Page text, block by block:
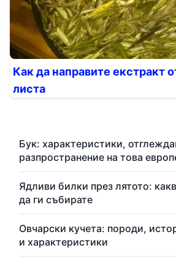
Как да направите екстракт
листа
Бук: характеристики,
разпространение на това
Ядливи билки през лятото:
да ги събирате
Овчарски кучета: породи,
и характеристики